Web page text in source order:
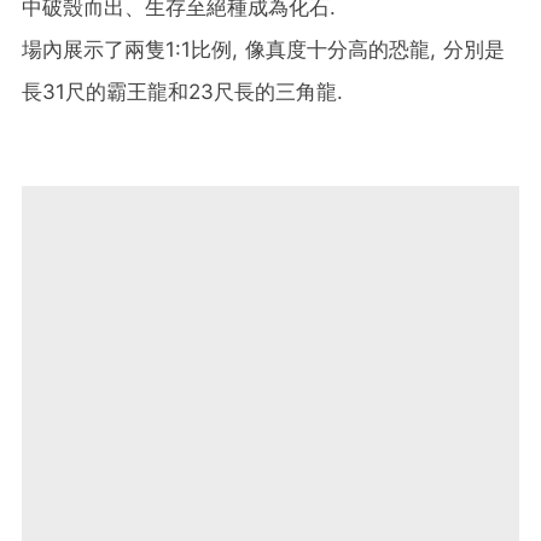
中破殼而出、生存至絕種成為化石.
場內展示了兩隻1:1比例, 像真度十分高的恐龍, 分別是
長31尺的霸王龍和23尺長的三角龍.